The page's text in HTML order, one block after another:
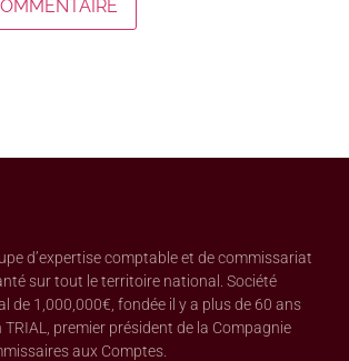
d’expertise comptable et de commissariat
sur tout le territoire national. Société
de 1,000,000€, fondée il y a plus de 60 ans
premier président de la Compagnie
aux Comptes.